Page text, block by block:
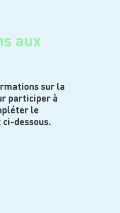
aux
sur la
participer à
le
dessous.